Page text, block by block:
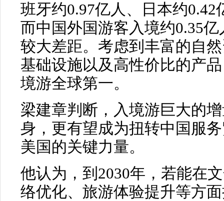
班牙约0.97亿人、日本约0.42
而中国外国游客入境约0.35
较大差距。考虑到丰富的自
基础设施以及高性价比的产
境游全球第一。
梁建章判断，入境游巨大的
身，更有望成为扭转中国服
美国的关键力量。
他认为，到2030年，若能在
络优化、旅游体验提升等方